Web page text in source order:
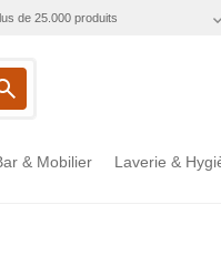
de 25.000 produits
& Mobilier Laverie &